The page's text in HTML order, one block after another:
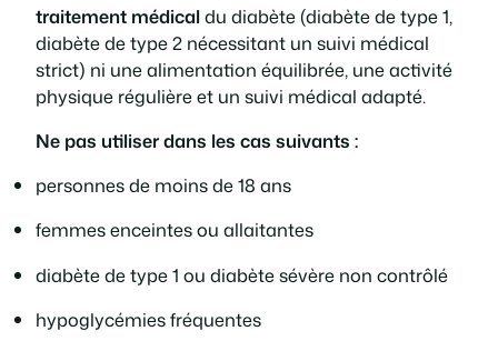
traitement médicaldu diabète (diabète de type 1,
diabète de type 2 nécessitant un suivi médical
strict) ni une alimentation équilibrée, une activité
physique régulière et un suivi médical adapté.
Ne pas utiliser dans les cas suivants :
personnes de moins de 18 ans
femmes enceintes ou allaitantes
diabète de type 1 ou diabète sévère non contrôlé
hypoglycémies fréquentes